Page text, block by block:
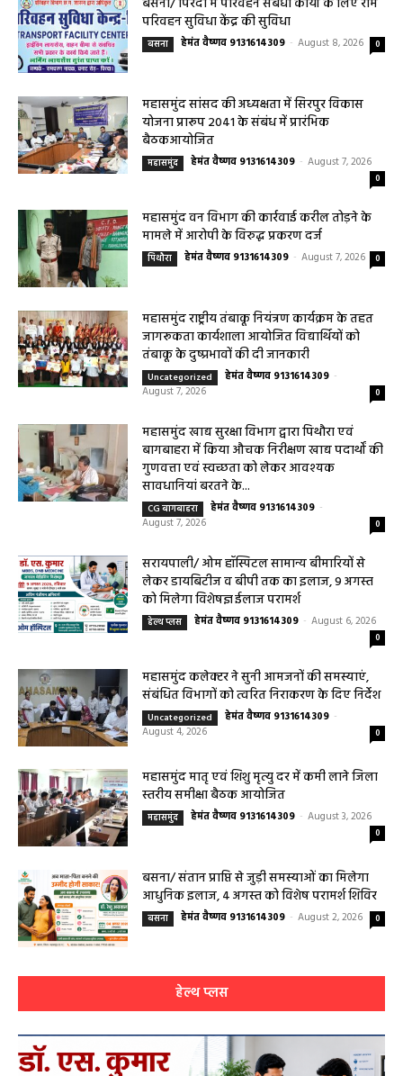
बसना/ राज्यपाल रमेन डेका का बसना प्रवास,विधायक डॉ. सम्पत अग्रवाल के निवास
‘नीलांचल भवन’ में पुष्प वर्षा से हुआ भव्य स्वागत छत्तीसगढ़ के महामहिम...
बसना हेमंत वैष्णव 9131614309 - August 8, 2026
महासमुंद सांसद की अध्यक्षता में सिरपुर विकास
महासमुंद हेमंत वैष्णव 9131614309 - August 7, 2026
पिथौरा हेमंत वैष्णव 9131614309 - August 7, 2026
महासमुंद राष्ट्रीय तंबाकू नियंत्रण कार्यक्रम के तहत
जागरूकता कार्यशाला आयोजित विद्यार्थियों को
Uncategorized हेमंत वैष्णव 9131614309
August 7, 2026
0
महासमुंद खाद्य सुरक्षा विभाग द्वारा पिथौरा एवं
बागबाहरा में किया औचक निरीक्षण खाद्य पदार्थों की
गुणवत्ता एवं स्वच्छता को लेकर आवश्यक
CG बागबाहरा हेमंत वैष्णव 9131614309 -
August 7, 2026
सरायपाली/ ओम हॉस्पिटल सामान्य बीमारियों से
लेकर डायबिटीज व बीपी तक का इलाज, 9 अगस्त
हेल्थ प्लस हेमंत वैष्णव 9131614309 August 6, 2026
0
महासमुंद कलेक्टर ने सुनी आमजनों की समस्याएं,
Uncategorized हेमंत वैष्णव 9131614309 -
August 4, 2026
महासमुंद मातृ एवं शिशु मृत्यु दर में कमी लाने जिला
महासमुंद हेमंत वैष्णव 9131614309 - August 3, 2026
0
बसना हेमंत वैष्णव 9131614309 - August 2, 2026 0
हेल्थ प्लस